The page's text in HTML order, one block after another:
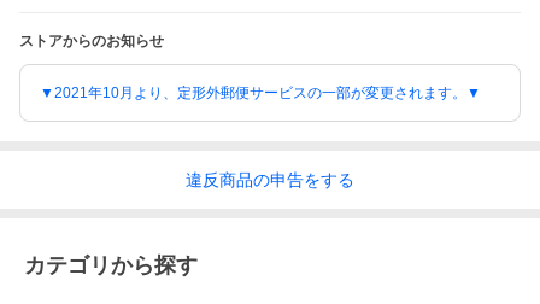
ストアからのお知らせ
▼2021年10月より、定形外郵便サービスの一部が変更されます。▼
違反商品の申告をする
カテゴリから探す